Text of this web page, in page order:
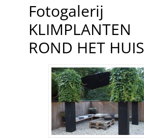
Fotogalerij
KLIMPLANTEN
ROND HET HUIS